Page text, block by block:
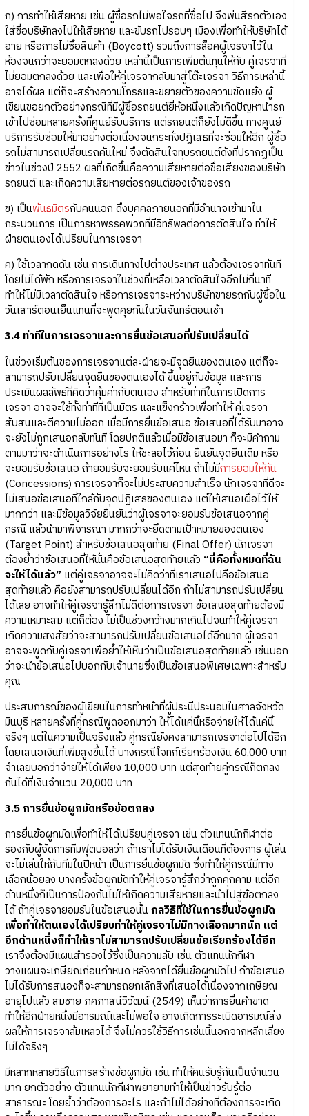
ก) การทำให้เสียหาย เช่น ผู้ซื้อรถไม่พอใจรถที่ซื้อไป จึงพ่นสีรถตัวเอง
ใส่ชื่อบริษัทลงไปให้เสียหาย และขับรถไปรอบๆ เมืองเพื่อทำให้บริษัทได้
อาย หรือการไม่ซื้อสินค้า (Boycott) รวมถึงการล็อคผู้เจรจาไว้ใน
ห้องจนกว่าจะยอมตกลงด้วย เหล่านี้เป็นการเพิ่มต้นทุนให้กับ คู่เจรจาที่
ไม่ยอมตกลงด้วย และเพื่อให้คู่เจรจากลับมาสู่โต๊ะเจรจา วิธีการเหล่านี้
อาจได้ผล แต่ก็จะสร้างความโกรธและขยายตัวของความขัดแย้ง ผู้
เขียนขอยกตัวอย่างกรณีที่มีผู้ซื้อรถยนต์ยี่ห้อหนึ่งแล้วเกิดปัญหานำรถ
เข้าไปซ่อมหลายครั้งที่ศูนย์รับบริการ แต่รถยนต์ก็ยังไม่ดีขึ้น ทางศูนย์
บริการรับซ่อมให้มาอย่างต่อเนื่องจนกระทั่งปฏิเสธที่จะซ่อมให้อีก ผู้ซื้อ
รถไม่สามารถเปลี่ยนรถคันใหม่ จึงตัดสินใจทุบรถยนต์ดังที่ปรากฏเป็น
ข่าวในช่วงปี 2552 ผลที่เกิดขึ้นคือความเสียหายต่อชื่อเสียงของบริษัท
รถยนต์ และเกิดความเสียหายต่อรถยนต์ของเจ้าของรถ
ข) เป็นพันธมิตรกับคนนอก ดึงบุคคลภายนอกที่มีอำนาจเข้ามาใน
กระบวนการ เป็นการหาพรรคพวกที่มีอิทธิพลต่อการตัดสินใจ ทำให้
ฝ่ายตนเองได้เปรียบในการเจรจา
ค) ใช้เวลากดดัน เช่น การเดินทางไปต่างประเทศ แล้วต้องเจรจาทันที
โดยไม่ได้พัก หรือการเจรจาในช่วงที่เหลือเวลาตัดสินใจอีกไม่กี่นาที
ทำให้ไม่มีเวลาตัดสินใจ หรือการเจรจาระหว่างบริษัทขายรถกับผู้ซื้อใน
วันเสาร์ตอนเย็นแทนที่จะพูดคุยกันในวันจันทร์ตอนเช้า
3.4 ท่าทีในการเจรจาและการยื่นข้อเสนอที่ปรับเปลี่ยนได้
ในช่วงเริ่มต้นของการเจรจาแต่ละฝ่ายจะมีจุดยืนของตนเอง แต่ก็จะ
สามารถปรับเปลี่ยนจุดยืนของตนเองได้ ขึ้นอยู่กับข้อมูล และการ
ประเมินผลลัพธ์ที่คิดว่าคุ้มค่ากับตนเอง สำหรับท่าทีในการเปิดการ
เจรจา อาจจะใช้ทั้งท่าทีที่เป็นมิตร และแข็งกร้าวเพื่อทำให้ คู่เจรจา
สับสนและตีความไม่ออก เมื่อมีการยื่นข้อเสนอ ข้อเสนอที่ได้รับมาอาจ
จะยังไม่ถูกเสนอกลับทันที โดยปกติแล้วเมื่อมีข้อเสนอมา ก็จะมีคำถาม
ตามมาว่าจะดำเนินการอย่างไร ให้ชะลอไว้ก่อน ยืนยันจุดยืนเดิม หรือ
จะยอมรับข้อเสนอ ถ้ายอมรับจะยอมรับแค่ไหน ถ้าไม่มีการยอมให้กัน
(Concessions) การเจรจาก็จะไม่ประสบความสำเร็จ นักเจรจาที่ดีจะ
ไม่เสนอข้อเสนอที่ใกล้กับจุดปฏิเสธของตนเอง แต่ให้เสนอเผื่อไว้ให้
มากกว่า และมีข้อมูลวิจัยยืนยันว่าผู้เจรจาจะยอมรับข้อเสนอจากคู่
กรณี แล้วนำมาพิจารณา มากกว่าจะยึดตามเป้าหมายของตนเอง
(Target Point) สำหรับข้อเสนอสุดท้าย (Final Offer) นักเจรจา
ต้องย้ำว่าข้อเสนอที่ให้นั่นคือข้อเสนอสุดท้ายแล้ว “นี่คือทั้งหมดที่ฉัน
จะให้ได้แล้ว” แต่คู่เจรจาอาจจะไม่คิดว่าที่เราเสนอไปคือข้อเสนอ
สุดท้ายแล้ว คือยังสามารถปรับเปลี่ยนได้อีก ถ้าไม่สามารถปรับเปลี่ยน
ได้เลย อาจทำให้คู่เจรจารู้สึกไม่ดีต่อการเจรจา ข้อเสนอสุดท้ายต้องมี
ความเหมาะสม แต่ก็ต้อง ไม่เป็นช่วงกว้างมากเกินไปจนทำให้คู่เจรจา
เกิดความสงสัยว่าจะสามารถปรับเปลี่ยนข้อเสนอได้อีกมาก ผู้เจรจา
อาจจะพูดกับคู่เจรจาเพื่อย้ำให้เห็นว่าเป็นข้อเสนอสุดท้ายแล้ว เช่นบอก
ว่าจะนำข้อเสนอไปบอกกับเจ้านายซึ่งเป็นข้อเสนอพิเศษเฉพาะสำหรับ
คุณ
ประสบการณ์ของผู้เขียนในการทำหน้าที่ผู้ประนีประนอมในศาลจังหวัด
มีนบุรี หลายครั้งที่คู่กรณีพูดออกมาว่า ให้ได้แค่นี้หรือจ่ายให้ได้แค่นี้
จริงๆ แต่ในความเป็นจริงแล้ว คู่กรณียังคงสามารถเจรจาต่อไปได้อีก
โดยเสนอเงินที่เพิ่มสูงขึ้นได้ บางกรณีโจทก์เรียกร้องเงิน 60,000 บาท
จำเลยบอกว่าจ่ายให้ได้เพียง 10,000 บาท แต่สุดท้ายคู่กรณีก็ตกลง
กันได้ที่เงินจำนวน 20,000 บาท
3.5 การยื่นข้อผูกมัดหรือข้อตกลง
การยื่นข้อผูกมัดเพื่อทำให้ได้เปรียบคู่เจรจา เช่น ตัวแทนนักกีฬาต่อ
รองกับผู้จัดการทีมฟุตบอลว่า ถ้าเราไม่ได้รับเงินเดือนที่ต้องการ ผู้เล่น
จะไม่เล่นให้กับทีมในปีหน้า เป็นการยื่นข้อผูกมัด ซึ่งทำให้คู่กรณีมีทาง
เลือกน้อยลง บางครั้งข้อผูกมัดทำให้คู่เจรจารู้สึกว่าถูกคุกคาม แต่อีก
ด้านหนึ่งก็เป็นการป้องกันไม่ให้เกิดความเสียหายและนำไปสู่ข้อตกลง
ได้ ถ้าคู่เจรจายอมรับในข้อเสนอนั้นกลวิธีที่ใช้ในการยื่นข้อผูกมัด
เพื่อทำให้ตนเองได้เปรียบทำให้คู่เจรจาไม่มีทางเลือกมากนัก แต่
อีกด้านหนึ่งก็ทำให้เราไม่สามารถปรับเปลี่ยนข้อเรียกร้องได้อีก
เราจึงต้องมีแผนสำรองไว้ซึ่งเป็นความลับ เช่น ตัวแทนนักกีฬา
วางแผนจะเกษียณก่อนกำหนด หลังจากได้ยื่นข้อผูกมัดไป ถ้าข้อเสนอ
ไม่ได้รับการสนองก็จะสามารถยกเลิกสิ่งที่เสนอได้เนื่องจากเกษียณ
อายุไปแล้ว สมชาย ภคภาสน์วิวัฒน์ (2549) เห็นว่าการยื่นคำขาด
ทำให้อีกฝ่ายหนึ่งมีอารมณ์และไม่พอใจ อาจเกิดการระเบิดอารมณ์ส่ง
ผลให้การเจรจาล้มเหลวได้ จึงไม่ควรใช้วิธีการเช่นนี้นอกจากหลีกเลี่ยง
ไม่ได้จริงๆ
มีหลากหลายวิธีในการสร้างข้อผูกมัด เช่น ทำให้คนรับรู้กันเป็นจำนวน
มาก ยกตัวอย่าง ตัวแทนนักกีฬาพยายามทำให้เป็นข่าวรับรู้ต่อ
สาธารณะ โดยย้ำว่าต้องการอะไร และถ้าไม่ได้อย่างที่ต้องการจะเกิด